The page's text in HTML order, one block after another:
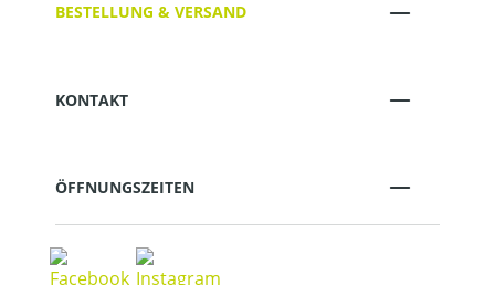
BESTELLUNG & VERSAND
KONTAKT
ÖFFNUNGSZEITEN